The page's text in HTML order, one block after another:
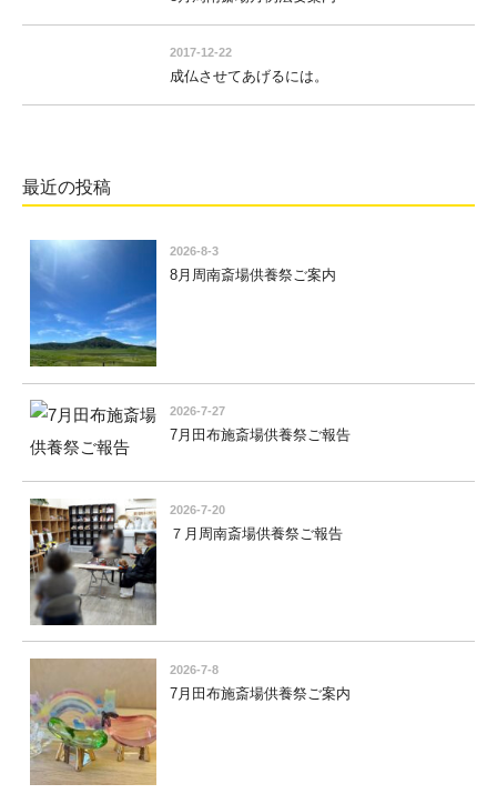
2017-12-22
成仏させてあげるには。
最近の投稿
2026-8-3
8月周南斎場供養祭ご案内
2026-7-27
7月田布施斎場供養祭ご報告
2026-7-20
７月周南斎場供養祭ご報告
2026-7-8
7月田布施斎場供養祭ご案内